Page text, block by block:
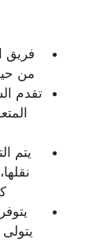
فريق
من
تقدم
يتم